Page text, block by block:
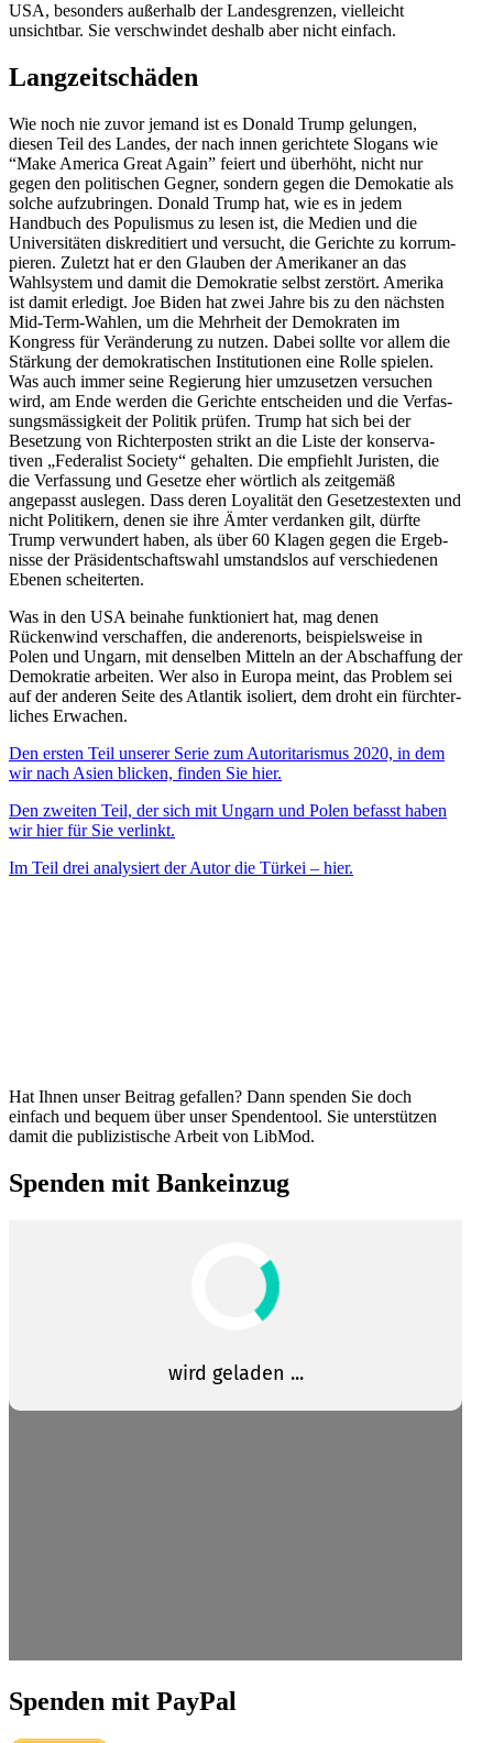
USA, besonders außerhalb der Landes­grenzen, vielleicht
unsichtbar. Sie verschwindet deshalb aber nicht einfach.
Langzeit­schäden
Wie noch nie zuvor jemand ist es Donald Trump gelungen,
diesen Teil des Landes, der nach innen gerichtete Slogans wie
“Make America Great Again” feiert und überhöht, nicht nur
gegen den politi­schen Gegner, sondern gegen die Demokatie als
solche aufzu­bringen. Donald Trump hat, wie es in jedem
Handbuch des Populismus zu lesen ist, die Medien und die
Univer­si­täten diskre­di­tiert und versucht, die Gerichte zu korrum­
pieren. Zuletzt hat er den Glauben der Ameri­kaner an das
Wahlsystem und damit die Demokratie selbst zerstört. Amerika
ist damit erledigt. Joe Biden hat zwei Jahre bis zu den nächsten
Mid-Term-Wahlen, um die Mehrheit der Demokraten im
Kongress für Verän­derung zu nutzen. Dabei sollte vor allem die
Stärkung der demokra­ti­schen Insti­tu­tionen eine Rolle spielen.
Was auch immer seine Regierung hier umzusetzen versuchen
wird, am Ende werden die Gerichte entscheiden und die Verfas­
sungs­mäs­sigkeit der Politik prüfen. Trump hat sich bei der
Besetzung von Richter­posten strikt an die Liste der konser­va­
tiven „Federalist Society“ gehalten. Die empfiehlt Juristen, die
die Verfassung und Gesetze eher wörtlich als zeitgemäß
angepasst auslegen. Dass deren Loyalität den Geset­zes­texten und
nicht Politikern, denen sie ihre Ämter verdanken gilt, dürfte
Trump verwundert haben, als über 60 Klagen gegen die Ergeb­
nisse der Präsi­dent­schaftswahl umstandslos auf verschie­denen
Ebenen scheiterten.
Was in den USA beinahe funktio­niert hat, mag denen
Rückenwind verschaffen, die anderenorts, beispiels­weise in
Polen und Ungarn, mit denselben Mitteln an der Abschaffung der
Demokratie arbeiten. Wer also in Europa meint, das Problem sei
auf der anderen Seite des Atlantik isoliert, dem droht ein fürch­ter­
liches Erwachen.
Den ersten Teil unserer Serie zum Autori­ta­rismus 2020, in dem
wir nach Asien blicken, finden Sie hier.
Den zweiten Teil, der sich mit Ungarn und Polen befasst haben
wir hier für Sie verlinkt.
Im Teil drei analy­siert der Autor die Türkei – hier.
Hat Ihnen unser Beitrag gefallen? Dann spenden Sie doch
einfach und bequem über unser Spendentool. Sie unter­stützen
damit die publi­zis­tische Arbeit von LibMod.
Spenden mit Bankeinzug
Spenden mit PayPal